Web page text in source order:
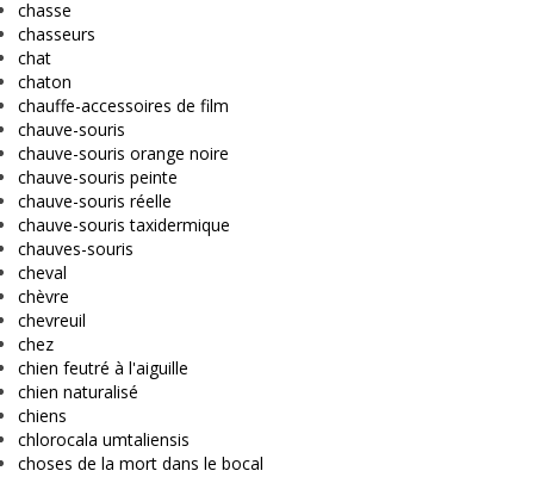
chasse
chasseurs
chat
chaton
chauffe-accessoires de film
chauve-souris
chauve-souris orange noire
chauve-souris peinte
chauve-souris réelle
chauve-souris taxidermique
chauves-souris
cheval
chèvre
chevreuil
chez
chien feutré à l'aiguille
chien naturalisé
chiens
chlorocala umtaliensis
choses de la mort dans le bocal